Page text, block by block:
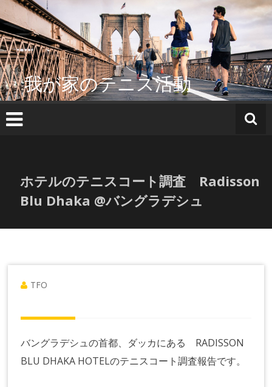
ン
テ
ン
ツ
へ
ス
キ
ッ
我が家のテニス活動
ホテルのテニスコート調査 Radisson
Blu Dhaka @バングラデシュ
TFO
バングラデシュの首都、ダッカにある RADISSON
BLU DHAKA HOTELのテニスコート調査報告です。